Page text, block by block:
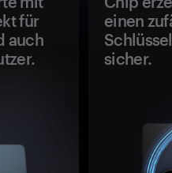
für
auch
einen
sicher.